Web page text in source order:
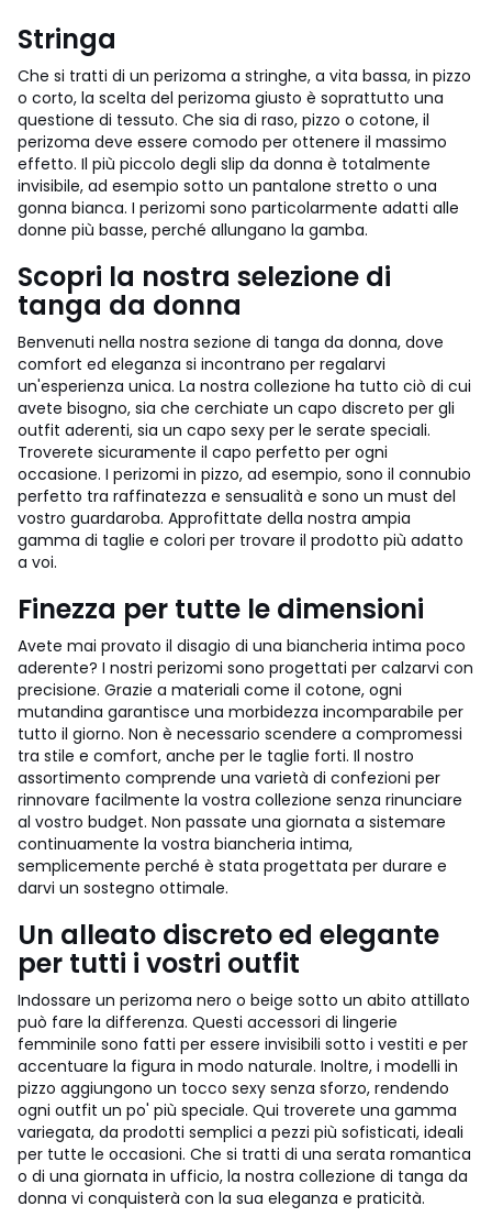
Stringa
Che si tratti di un perizoma a stringhe, a vita bassa, in pizzo
o corto, la scelta del perizoma giusto è soprattutto una
questione di tessuto. Che sia di raso, pizzo o cotone, il
perizoma deve essere comodo per ottenere il massimo
effetto. Il più piccolo degli slip da donna è totalmente
invisibile, ad esempio sotto un pantalone stretto o una
gonna bianca. I perizomi sono particolarmente adatti alle
donne più basse, perché allungano la gamba.
Scopri la nostra selezione di
tanga da donna
Benvenuti nella nostra sezione di tanga da donna, dove
comfort ed eleganza si incontrano per regalarvi
un'esperienza unica. La nostra collezione ha tutto ciò di cui
avete bisogno, sia che cerchiate un capo discreto per gli
outfit aderenti, sia un capo sexy per le serate speciali.
Troverete sicuramente il capo perfetto per ogni
occasione. I perizomi in pizzo, ad esempio, sono il connubio
perfetto tra raffinatezza e sensualità e sono un must del
vostro guardaroba. Approfittate della nostra ampia
gamma di taglie e colori per trovare il prodotto più adatto
a voi.
Finezza per tutte le dimensioni
Avete mai provato il disagio di una biancheria intima poco
aderente? I nostri perizomi sono progettati per calzarvi con
precisione. Grazie a materiali come il cotone, ogni
mutandina garantisce una morbidezza incomparabile per
tutto il giorno. Non è necessario scendere a compromessi
tra stile e comfort, anche per le taglie forti. Il nostro
assortimento comprende una varietà di confezioni per
rinnovare facilmente la vostra collezione senza rinunciare
al vostro budget. Non passate una giornata a sistemare
continuamente la vostra biancheria intima,
semplicemente perché è stata progettata per durare e
darvi un sostegno ottimale.
Un alleato discreto ed elegante
per tutti i vostri outfit
Indossare un perizoma nero o beige sotto un abito attillato
può fare la differenza. Questi accessori di lingerie
femminile sono fatti per essere invisibili sotto i vestiti e per
accentuare la figura in modo naturale. Inoltre, i modelli in
pizzo aggiungono un tocco sexy senza sforzo, rendendo
ogni outfit un po' più speciale. Qui troverete una gamma
variegata, da prodotti semplici a pezzi più sofisticati, ideali
per tutte le occasioni. Che si tratti di una serata romantica
o di una giornata in ufficio, la nostra collezione di tanga da
donna vi conquisterà con la sua eleganza e praticità.